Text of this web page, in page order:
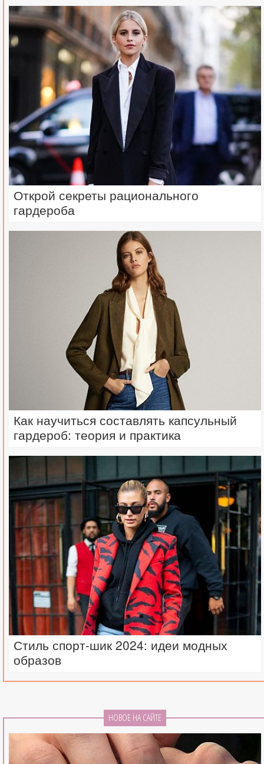
Открой секреты рационального
гардероба
Как научиться составлять капсульный
гардероб: теория и практика
Стиль спорт-шик 2024: идеи модных
образов
НОВОЕ НА САЙТЕ